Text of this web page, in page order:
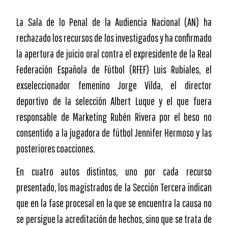
La Sala de lo Penal de la Audiencia Nacional (AN) ha
rechazado los recursos de los investigados y ha confirmado
la apertura de juicio oral contra el expresidente de la Real
Federación Española de Fútbol (RFEF) Luis Rubiales, el
exseleccionador femenino Jorge Vilda, el director
deportivo de la selección Albert Luque y el que fuera
responsable de Marketing Rubén Rivera por el beso no
consentido a la jugadora de fútbol Jennifer Hermoso y las
posteriores coacciones.
En cuatro autos distintos, uno por cada recurso
presentado, los magistrados de la Sección Tercera indican
que en la fase procesal en la que se encuentra la causa no
se persigue la acreditación de hechos, sino que se trata de